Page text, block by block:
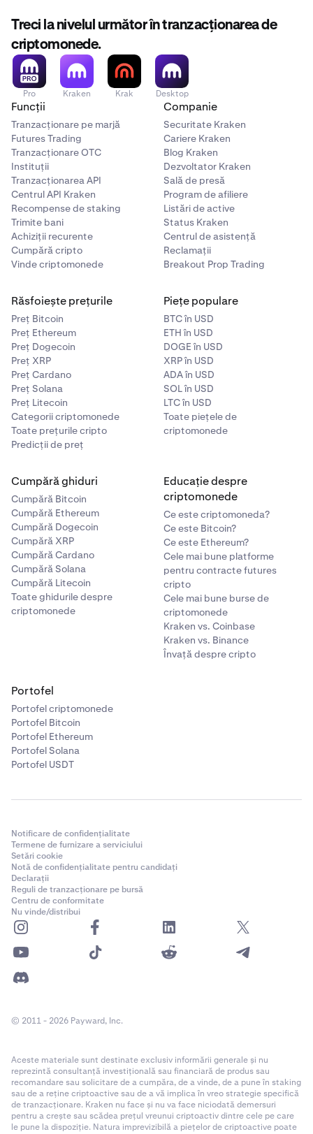
Treci la nivelul următor în tranzacționarea de
criptomonede.
Pro Kraken Krak Desktop
Funcții
Tranzacționare pe marjă
Futures Trading
Tranzacționare OTC
Instituții
Tranzacționarea API
Centrul API Kraken
Recompense de staking
Trimite bani
Achiziții recurente
Cumpără cripto
Vinde criptomonede
Companie
Securitate Kraken
Cariere Kraken
Blog Kraken
Dezvoltator Kraken
Sală de presă
Program de afiliere
Listări de active
Status Kraken
Centrul de asistență
Reclamații
Breakout Prop Trading
Răsfoiește prețurile
Preț Bitcoin
Preț Ethereum
Preț Dogecoin
Preț XRP
Preț Cardano
Preț Solana
Preț Litecoin
Categorii criptomonede
Toate prețurile cripto
Predicții de preț
Piețe populare
BTC în USD
ETH în USD
DOGE în USD
XRP în USD
ADA în USD
SOL în USD
LTC în USD
Toate piețele de
criptomonede
Cumpără ghiduri
Cumpără Bitcoin
Cumpără Ethereum
Cumpără Dogecoin
Cumpără XRP
Cumpără Cardano
Cumpără Solana
Cumpără Litecoin
Toate ghidurile despre
criptomonede
Educație despre
criptomonede
Ce este criptomoneda?
Ce este Bitcoin?
Ce este Ethereum?
Cele mai bune platforme
pentru contracte futures
cripto
Cele mai bune burse de
criptomonede
Kraken vs. Coinbase
Kraken vs. Binance
Învață despre cripto
Portofel
Portofel criptomonede
Portofel Bitcoin
Portofel Ethereum
Portofel Solana
Portofel USDT
Notificare de confidențialitate
Termene de furnizare a serviciului
Setări cookie
Notă de confidențialitate pentru candidați
Declarații
Reguli de tranzacționare pe bursă
Centru de conformitate
Nu vinde/distribui
© 2011 - 2026 Payward, Inc.
Aceste materiale sunt destinate exclusiv informării generale și nu
reprezintă consultanță investițională sau financiară de produs sau
recomandare sau solicitare de a cumpăra, de a vinde, de a pune în staking
sau de a reține criptoactive sau de a vă implica în vreo strategie specifică
de tranzacționare. Kraken nu face și nu va face niciodată demersuri
pentru a crește sau scădea prețul vreunui criptoactiv dintre cele pe care
le pune la dispoziție. Natura imprevizibilă a piețelor de criptoactive poate